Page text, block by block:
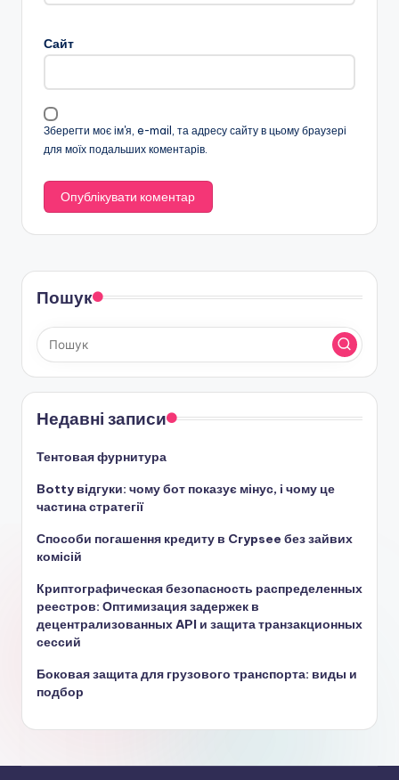
Сайт
Зберегти моє ім'я, e-mail, та адресу сайту в цьому браузері
для моїх подальших коментарів.
Пошук
Недавні записи
Тентовая фурнитура
Botty відгуки: чому бот показує мінус, і чому це
частина стратегії
Способи погашення кредиту в Crypsee без зайвих
комісій
Криптографическая безопасность распределенных
реестров: Оптимизация задержек в
децентрализованных API и защита транзакционных
сессий
Боковая защита для грузового транспорта: виды и
подбор